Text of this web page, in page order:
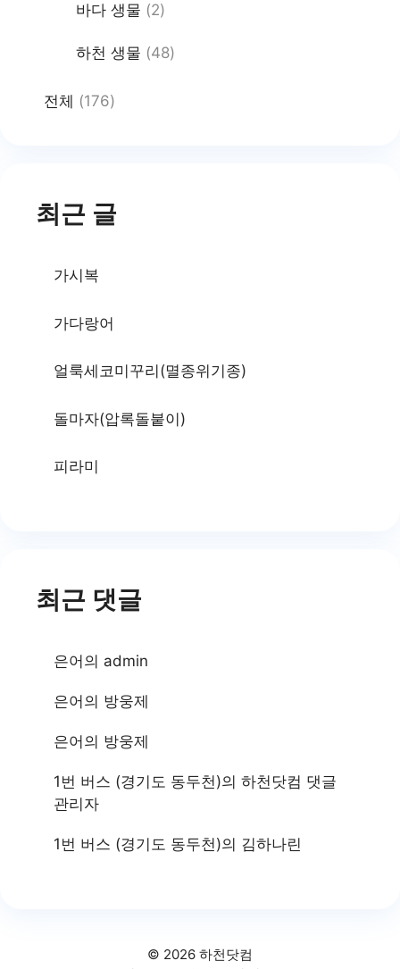
바다 생물 (2)
하천 생물 (48)
전체 (176)
최근 글
가시복
가다랑어
얼룩세코미꾸리(멸종위기종)
돌마자(압록돌붙이)
피라미
최근 댓글
은어 의 admin
은어 의 방웅제
은어 의 방웅제
1번 버스 (경기도 동두천)의 하천닷컴 댓글
관리자
1번 버스 (경기도 동두천)의 김하나린
© 2026 하천닷컴